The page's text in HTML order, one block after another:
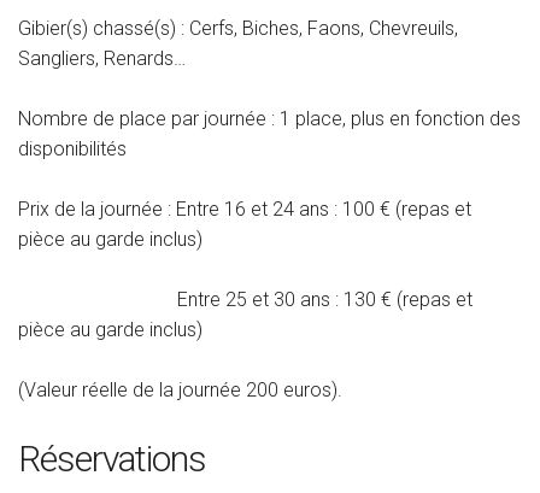
Gibier(s) chassé(s) : Cerfs, Biches, Faons, Chevreuils,
Sangliers, Renards…
Nombre de place par journée : 1 place, plus en fonction des
disponibilités
Prix de la journée : Entre 16 et 24 ans : 100 € (repas et
pièce au garde inclus)
Entre 25 et 30 ans : 130 € (repas et
pièce au garde inclus)
(Valeur réelle de la journée 200 euros).
Réservations